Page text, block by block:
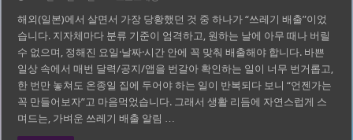
해외(일본)에서 살면서 가장 당황했던 것 중 하나가 “쓰레기 배출”이었
습니다. 지자체마다 분류 기준이 엄격하고, 원하는 날에 아무 때나 버릴
수 없으며, 정해진 요일·날짜·시간 안에 꼭 맞춰 배출해야 합니다. 바쁜
일상 속에서 매번 달력/공지/앱을 번갈아 확인하는 일이 너무 번거롭고,
한 번만 놓쳐도 온종일 집에 두어야 하는 일이 반복되다 보니 “언젠가는
꼭 만들어보자”고 마음먹었습니다. 그래서 생활 리듬에 자연스럽게 스
며드는, 가벼운 쓰레기 배출 알림 …